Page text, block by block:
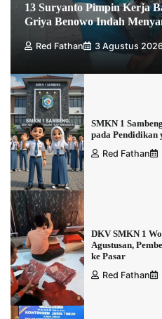
13 Suryanto Pimpin Kerja
Griya Benowo Indah
Red Fathan 3 Agustus
SMKN 1
pada Pendidikan
Red Fathan
DKV SMKN 1
Agustusan,
ke Pasar
Red Fathan